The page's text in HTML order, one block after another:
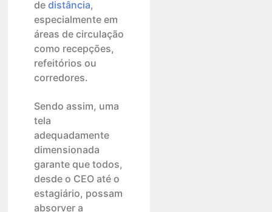
de distância,
especialmente em
áreas de circulação
como recepções,
refeitórios ou
corredores.
Sendo assim, uma
tela
adequadamente
dimensionada
garante que todos,
desde o CEO até o
estagiário, possam
absorver a